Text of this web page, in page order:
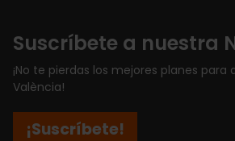
Suscríbete a nuestra
¡No te pierdas los mejores planes para
València!
¡Suscríbete!